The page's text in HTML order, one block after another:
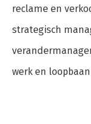
reclame en
strategisch
werk en loopbaan